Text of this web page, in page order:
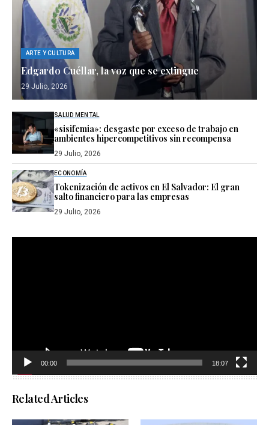
ARTE Y CULTURA
Edgardo Cuéllar, la voz que se extingue
29 Julio, 2026
SALUD MENTAL
«sisifemia»: desgaste por exceso de trabajo en
ambientes hipercompetitivos sin recompensa
29 Julio, 2026
ECONOMÍA
Tokenización de activos en El Salvador: El gran
salto financiero para las empresas
29 Julio, 2026
00:00 18:07
Related Articles